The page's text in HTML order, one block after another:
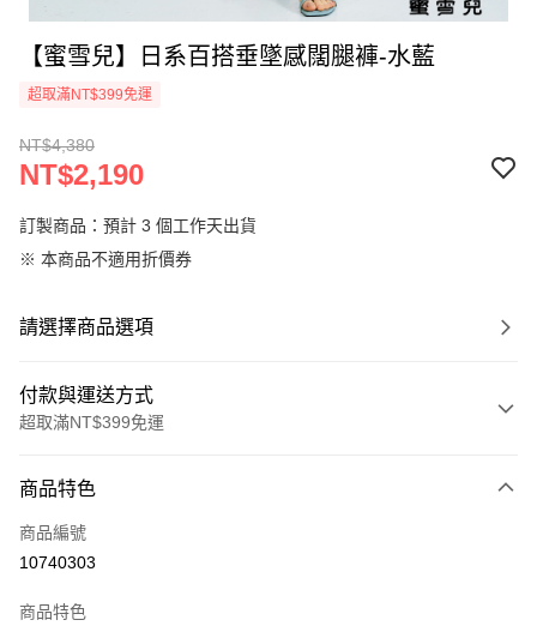
【蜜雪兒】日系百搭垂墜感闊腿褲-水藍
超取滿NT$399免運
NT$4,380
NT$2,190
訂製商品：預計 3 個工作天出貨
※ 本商品不適用折價券
請選擇商品選項
付款與運送方式
超取滿NT$399免運
信用卡一次付款
信用卡分期付款
商品特色
商品編號
10740303
商品特色